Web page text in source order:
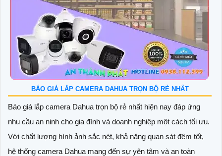
BÁO GIÁ LẮP CAMERA DAHUA TRỌN BỘ RẺ NHẤT
Báo giá lắp camera Dahua trọn bộ rẻ nhất hiện nay đáp ứng
nhu cầu an ninh cho gia đình và doanh nghiệp một cách tối ưu.
Với chất lượng hình ảnh sắc nét, khả năng quan sát đêm tốt,
hệ thống camera Dahua mang đến sự yên tâm và an toàn